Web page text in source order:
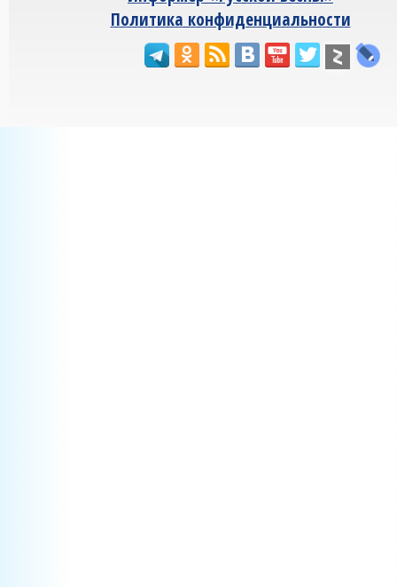
Политика конфиденциальности